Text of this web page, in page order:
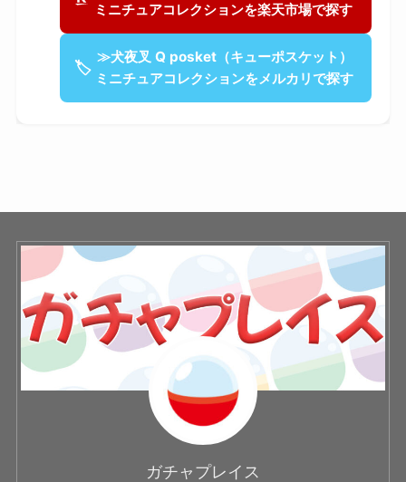
ミニチュアコレクションを楽天市場で探す
🏷
≫犬夜叉 Q posket（キューポスケット）
ミニチュアコレクションをメルカリで探す
ガチャプレイス